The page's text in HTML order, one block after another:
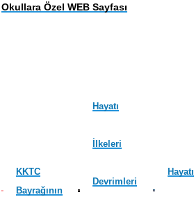
Okullara Özel WEB Sayfası
KKTC
Bayrağının
Hayatı
İlkeleri
Devrimleri
Hayatı